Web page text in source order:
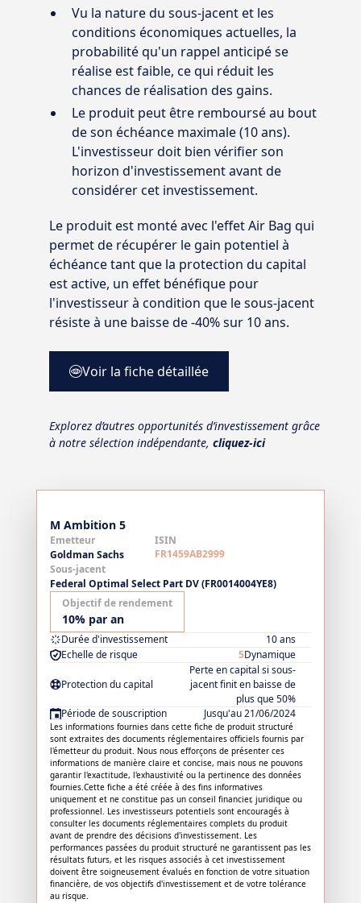
Vu la nature du sous-jacent et les
conditions économiques actuelles, la
probabilité qu'un rappel anticipé se
réalise est faible, ce qui réduit les
chances de réalisation des gains.
Le produit peut être remboursé au bout
de son échéance maximale (10 ans).
L'investisseur doit bien vérifier son
horizon d'investissement avant de
considérer cet investissement.
Le produit est monté avec l'effet Air Bag qui
permet de récupérer le gain potentiel à
échéance tant que la protection du capital
est active, un effet bénéfique pour
l'investisseur à condition que le sous-jacent
résiste à une baisse de -40% sur 10 ans.
Voir la fiche détaillée
Explorez d’autres opportunités d’investissement grâce
à notre sélection indépendante, cliquez-ici
M Ambition 5
Emetteur
Goldman Sachs
ISIN
FR1459AB2999
Sous-jacent
Federal Optimal Select Part DV (FR0014004YE8)
Objectif de rendement
10% par an
Durée d'investissement
10 ans
Echelle de risque
5Dynamique
Protection du capital
Perte en capital si sous-
jacent finit en baisse de
plus que 50%
Période de souscription
Jusqu'au 21/06/2024
Les informations fournies dans cette fiche de produit structuré
sont extraites des documents réglementaires officiels fournis par
l'émetteur du produit. Nous nous efforçons de présenter ces
informations de manière claire et concise, mais nous ne pouvons
garantir l'exactitude, l'exhaustivité ou la pertinence des données
fournies.Cette fiche a été créée à des fins informatives
uniquement et ne constitue pas un conseil financier, juridique ou
professionnel. Les investisseurs potentiels sont encouragés à
consulter les documents réglementaires complets du produit
avant de prendre des décisions d'investissement. Les
performances passées du produit structuré ne garantissent pas les
résultats futurs, et les risques associés à cet investissement
doivent être soigneusement évalués en fonction de votre situation
financière, de vos objectifs d'investissement et de votre tolérance
au risque.